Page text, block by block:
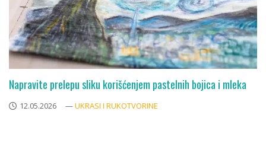
Napravite prelepu sliku korišćenjem pastelnih bojica i mleka
12.05.2026 —UKRASI I RUKOTVORINE